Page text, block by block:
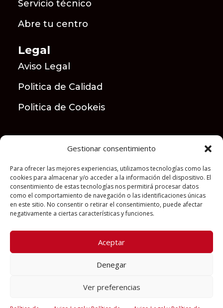
Gestionar consentimiento
Para ofrecer las mejores experiencias, utilizamos tecnologías como las
cookies para almacenar y/o acceder a la información del dispositivo. El
consentimiento de estas tecnologías nos permitirá procesar datos
como el comportamiento de navegación o las identificaciones únicas
en este sitio. No consentir o retirar el consentimiento, puede afectar
negativamente a ciertas características y funciones.
Aceptar
Denegar
Ver preferencias
Servicio técnico
Abre tu centro
Legal
Aviso Legal
Politica de Calidad
Politica de Cookeis
PS